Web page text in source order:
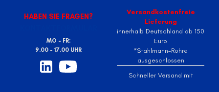
HABEN SIE FRAGEN?
MO - FR:
9.00 - 17.00 UHR
Versandkostenfreie
Lieferung
innerhalb Deutschland ab 150
Euro
*Stahlmann-Rohre
ausgeschlossen
Schneller Versand mit